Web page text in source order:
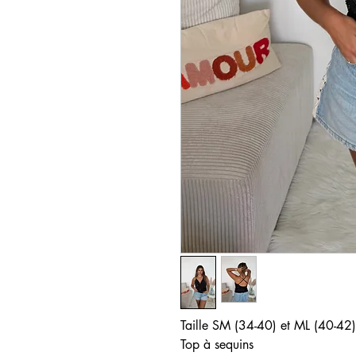
​​​​​​Taille SM (34-40) et ML (40-42)
Top à sequins